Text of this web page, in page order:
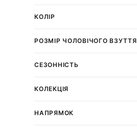
КОЛІР
РОЗМІР ЧОЛОВІЧОГО ВЗУТТЯ
СЕЗОННІСТЬ
КОЛЕКЦІЯ
НАПРЯМОК